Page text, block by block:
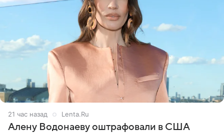
21 час назад Lenta.Ru
Алену Водонаеву оштрафовали в США